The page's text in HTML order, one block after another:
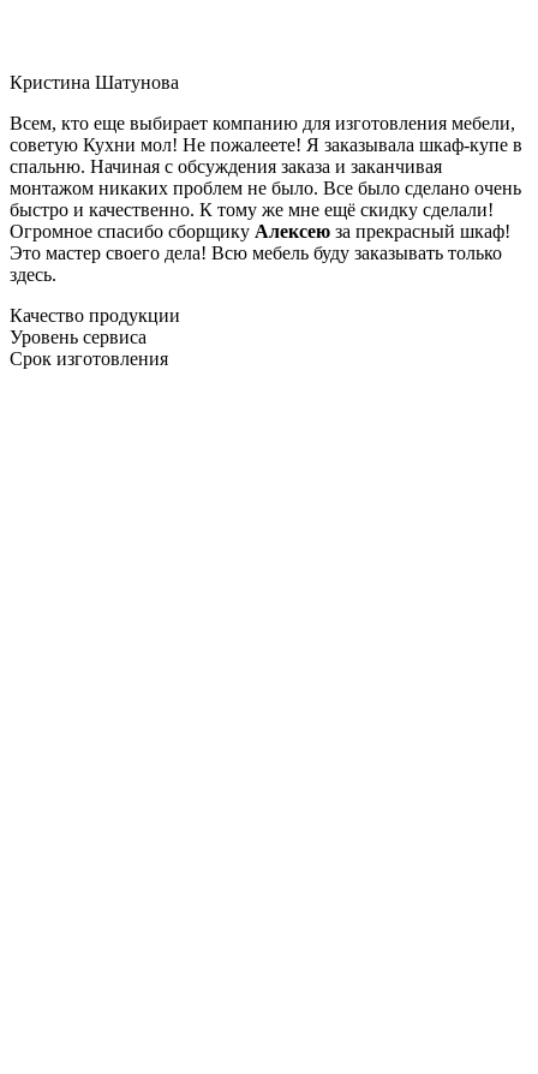
Кристина Шатунова
Всем, кто еще выбирает компанию для изготовления мебели,
советую Кухни мол! Не пожалеете! Я заказывала шкаф-купе в
спальню. Начиная с обсуждения заказа и заканчивая
монтажом никаких проблем не было. Все было сделано очень
быстро и качественно. К тому же мне ещё скидку сделали!
Огромное спасибо сборщику Алексею за прекрасный шкаф!
Это мастер своего дела! Всю мебель буду заказывать только
здесь.
Качество продукции
Уровень сервиса
Срок изготовления